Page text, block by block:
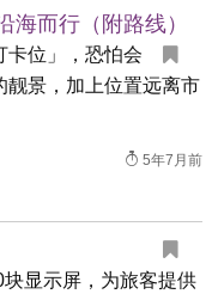
海而行（附路线）
卡位」，恐怕会
靓景，加上位置远离市
5年7月前
显示屏，为旅客提供